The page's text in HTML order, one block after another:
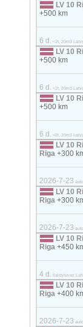
LV 10
+500 km
6 d. <2t, 20m3
LV 10
+500 km
6 d. <2t, 20m3
LV 10
+500 km
6 d. <2t, 20m3
LV 10
Riga+300
2026-7-23
LV 10
Riga+300
2026-7-23
LV 10
Riga+450
4 d. šaldytuvas
LV 10
Riga+400
2026-7-23